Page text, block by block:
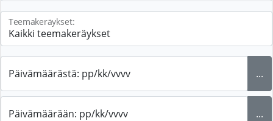
Teemakeräykset:
Päivämäärästä: pp/kk/vvvv ...
Päivämäärään: pp/kk/vvvv ...